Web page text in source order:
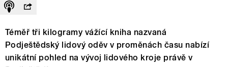
Téměř tři kilogramy vážící kniha nazvaná
Podještědský lidový oděv v proměnách času nabízí
unikátní pohled na vývoj lidového kroje právě v